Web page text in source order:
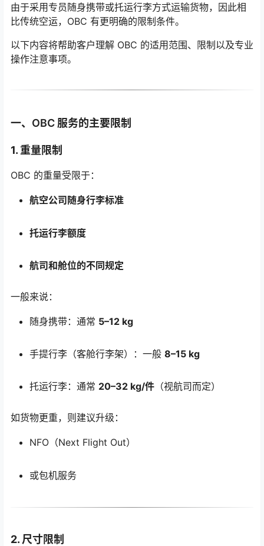
由于采用专员随身携带或托运行李方式运输货物，因此相
比传统空运，OBC 有更明确的限制条件。
以下内容将帮助客户理解 OBC 的适用范围、限制以及专业
操作注意事项。
一、OBC 服务的主要限制
1. 重量限制
OBC 的重量受限于：
航空公司随身行李标准
托运行李额度
航司和舱位的不同规定
一般来说：
随身携带：通常 5–12 kg
手提行李（客舱行李架）：一般 8–15 kg
托运行李：通常 20–32 kg/件 （视航司而定）
如货物更重，则建议升级：
NFO（Next Flight Out）
或包机服务
2. 尺寸限制